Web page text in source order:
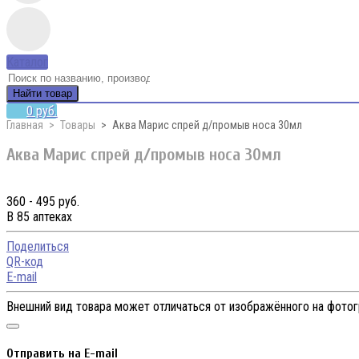
Найти товар
0 руб.
Главная Товары Аква Марис спрей д/промыв носа 30мл
Аква Марис спрей д/промыв носа 30мл
360 - 495 руб.
В 85 аптеках
Поделиться
QR-код
E-mail
Внешний вид товара может отличаться от изображённого на
Отправить на E-mail